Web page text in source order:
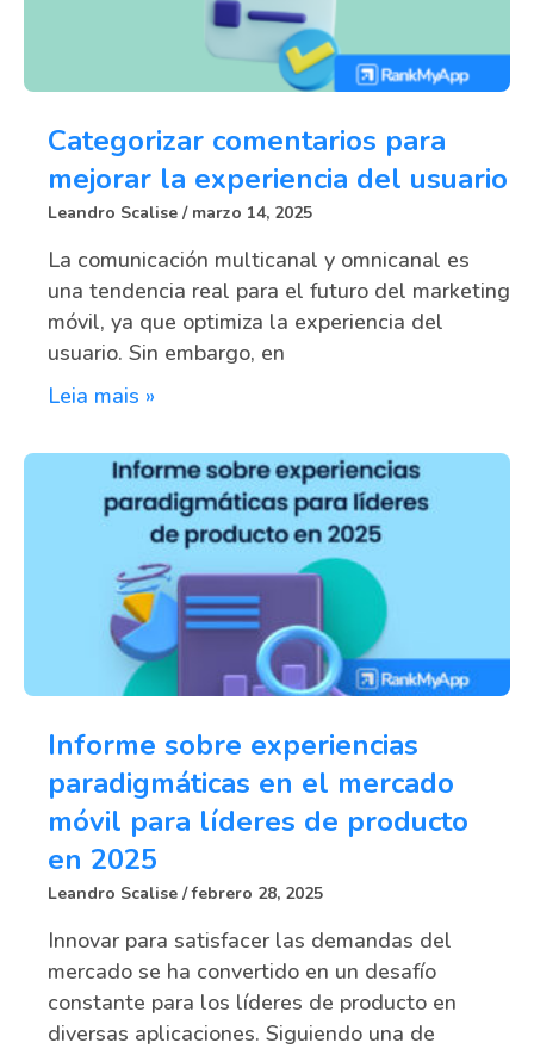
Categorizar comentarios para
mejorar la experiencia del usuario
Leandro Scalise marzo 14, 2025
La comunicación multicanal y omnicanal es
una tendencia real para el futuro del marketing
móvil, ya que optimiza la experiencia del
usuario. Sin embargo, en
Leia mais »
Informe sobre experiencias
paradigmáticas en el mercado
móvil para líderes de producto
en 2025
Leandro Scalise febrero 28, 2025
Innovar para satisfacer las demandas del
mercado se ha convertido en un desafío
constante para los líderes de producto en
diversas aplicaciones. Siguiendo una de